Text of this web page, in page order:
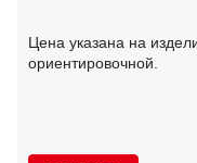
Цена указана на
ориентировочной.